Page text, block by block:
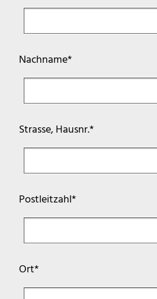
Pflichtfeld
Nachname*
Pflichtfeld
Strasse, Hausnr.*
Pflichtfeld
Postleitzahl*
Pflichtfeld
Ort*